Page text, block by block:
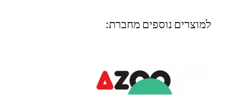
למוצרים נוספים מחברת: